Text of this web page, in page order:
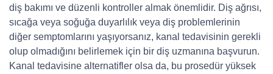
diş bakımı ve düzenli kontroller almak önemlidir. Diş ağrısı,
sıcağa veya soğuğa duyarlılık veya diş problemlerinin
diğer semptomlarını yaşıyorsanız, kanal tedavisinin gerekli
olup olmadığını belirlemek için bir diş uzmanına başvurun.
Kanal tedavisine alternatifler olsa da, bu prosedür yüksek